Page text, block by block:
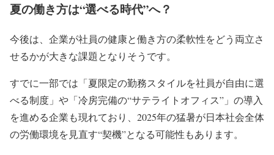
夏の働き方は“選べる時代”へ？
今後は、企業が社員の健康と働き方の柔軟性をどう両立さ
せるかが大きな課題となりそうです。
すでに一部では「夏限定の勤務スタイルを社員が自由に選
べる制度」や「冷房完備の“サテライトオフィス”」の導入
を進める企業も現れており、2025年の猛暑が日本社会全体
の労働環境を見直す“契機”となる可能性もあります。